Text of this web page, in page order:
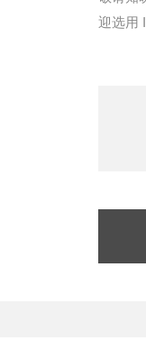
迎选用